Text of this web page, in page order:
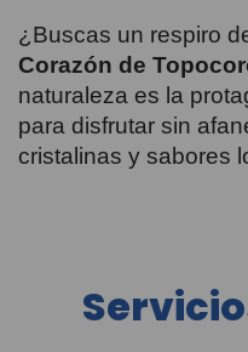
¿Buscas un respiro
Corazón de
naturaleza es la
para disfrutar sin
cristalinas y sabores